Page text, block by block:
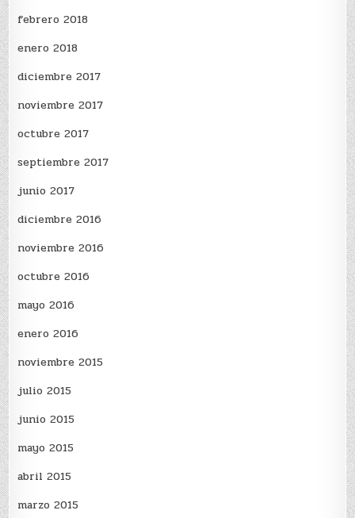
febrero 2018
enero 2018
diciembre 2017
noviembre 2017
octubre 2017
septiembre 2017
junio 2017
diciembre 2016
noviembre 2016
octubre 2016
mayo 2016
enero 2016
noviembre 2015
julio 2015
junio 2015
mayo 2015
abril 2015
marzo 2015